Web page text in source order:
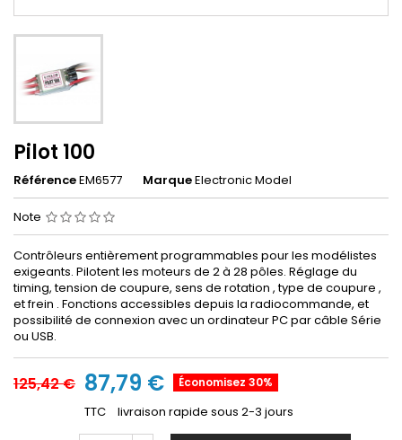
Pilot 100
RéférenceEM6577 MarqueElectronic Model
Note
Contrôleurs entièrement programmables pour les modélistes
exigeants. Pilotent les moteurs de 2 à 28 pôles. Réglage du
timing, tension de coupure, sens de rotation , type de coupure ,
et frein . Fonctions accessibles depuis la radiocommande, et
possibilité de connexion avec un ordinateur PC par câble Série
ou USB.
125,42 € 87,79 € Économisez 30%
TTC livraison rapide sous 2-3 jours